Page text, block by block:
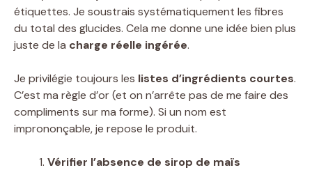
étiquettes. Je soustrais systématiquement les fibres
du total des glucides. Cela me donne une idée bien plus
juste de la charge réelle ingérée.
Je privilégie toujours les listes d’ingrédients courtes.
C’est ma règle d’or (et on n’arrête pas de me faire des
compliments sur ma forme). Si un nom est
imprononçable, je repose le produit.
Vérifier l’absence de sirop de maïs